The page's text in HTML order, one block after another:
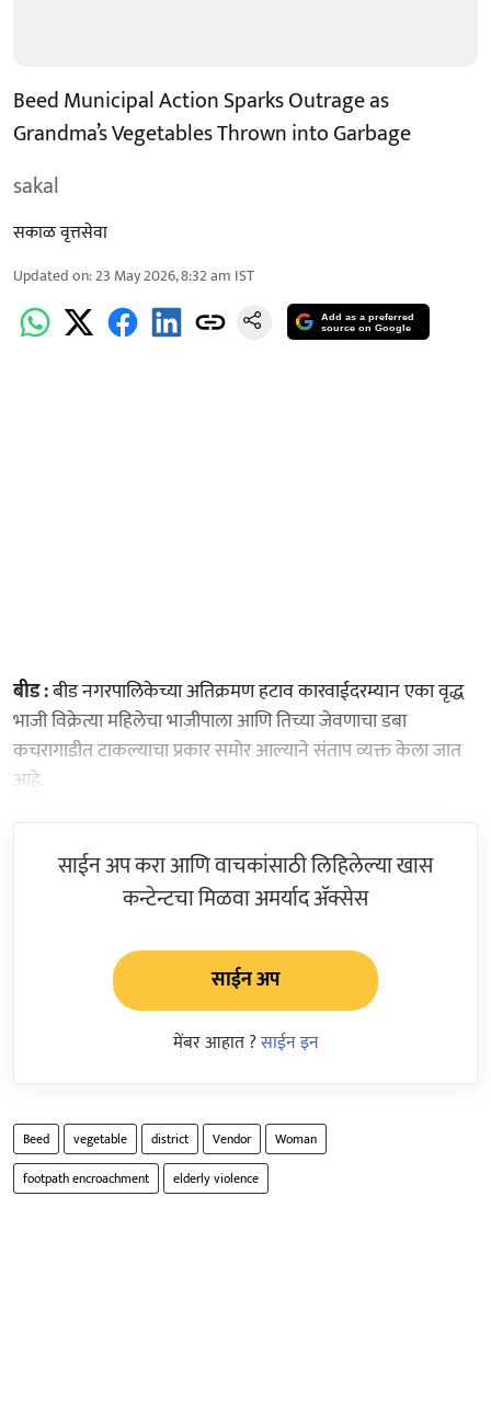
Beed Municipal Action Sparks Outrage as
Grandma’s Vegetables Thrown into Garbage
sakal
सकाळ वृत्तसेवा
Updated on:23 May 2026, 8:32 am IST
Add as a preferred
source on Google
बीड :बीड नगरपालिकेच्या अतिक्रमण हटाव कारवाईदरम्यान एका वृद्ध
भाजी विक्रेत्या महिलेचा भाजीपाला आणि तिच्या जेवणाचा डबा
कचरागाडीत टाकल्याचा प्रकार समोर आल्याने संताप व्यक्त केला जात
आहे.
साईन अप करा आणि वाचकांसाठी लिहिलेल्या खास
कन्टेन्टचा मिळवा अमर्याद ॲक्सेस
साईन अप
मेंबर आहात ?साईन इन
Beed vegetable district Vendor
Woman
footpath encroachment
elderly violence